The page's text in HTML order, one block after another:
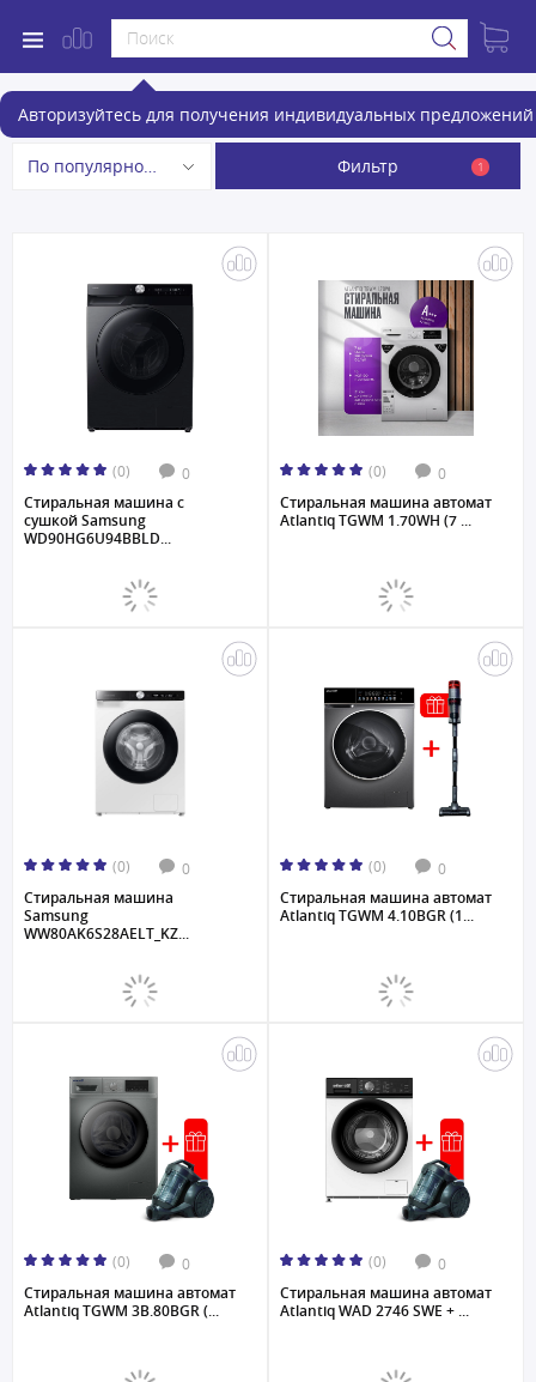
Авторизуйтесь для получения индивидуальных предложений
Стиральные машины
По популярности Фильтр 1
(0) 0
Стиральная машина с
сушкой Samsung
WD90HG6U94BBLD...
(0) 0
Стиральная машина автомат
Atlantiq TGWM 1.70WH (7 ...
(0) 0
Стиральная машина
Samsung
WW80AK6S28AELT_KZ...
(0) 0
Стиральная машина автомат
Atlantiq TGWM 4.10BGR (1...
(0) 0
Стиральная машина автомат
Atlantiq TGWM 3B.80BGR (...
(0) 0
Стиральная машина автомат
Atlantiq WAD 2746 SWE + ...